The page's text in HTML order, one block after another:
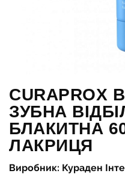
CURAPROX
ЗУБНА
БЛАКИТНА
ЛАКРИЦЯ
Виробник: Кураден